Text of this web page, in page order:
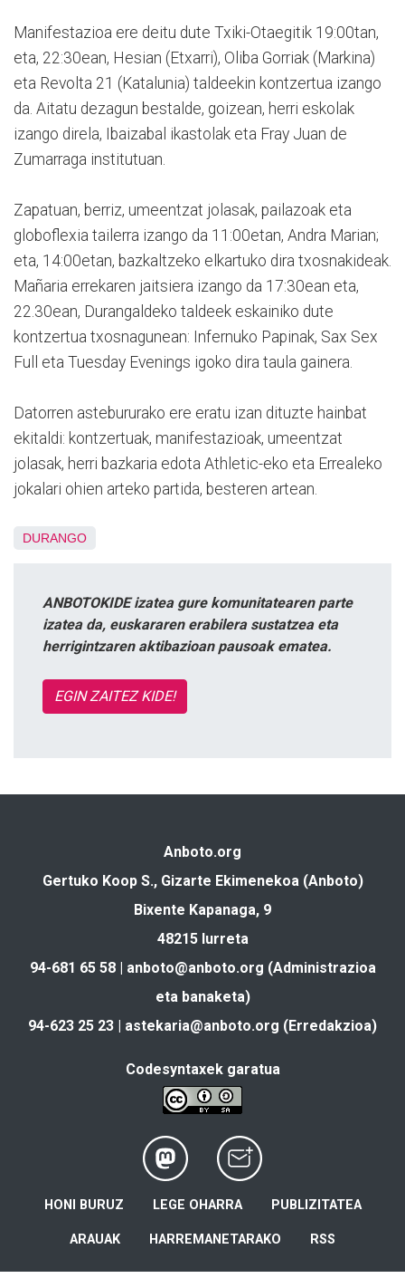
Manifestazioa ere deitu dute Txiki-Otaegitik 19:00tan,
eta, 22:30ean, Hesian (Etxarri), Oliba Gorriak (Markina)
eta Revolta 21 (Katalunia) taldeekin kontzertua izango
da. Aitatu dezagun bestalde, goizean, herri eskolak
izango direla, Ibaizabal ikastolak eta Fray Juan de
Zumarraga institutuan.
Zapatuan, berriz, umeentzat jolasak, pailazoak eta
globoflexia tailerra izango da 11:00etan, Andra Marian;
eta, 14:00etan, bazkaltzeko elkartuko dira txosnakideak.
Mañaria errekaren jaitsiera izango da 17:30ean eta,
22.30ean, Durangaldeko taldeek eskainiko dute
kontzertua txosnagunean: Infernuko Papinak, Sax Sex
Full eta Tuesday Evenings igoko dira taula gainera.
Datorren astebururako ere eratu izan dituzte hainbat
ekitaldi: kontzertuak, manifestazioak, umeentzat
jolasak, herri bazkaria edota Athletic-eko eta Errealeko
jokalari ohien arteko partida, besteren artean.
DURANGO
ANBOTOKIDE izatea gure komunitatearen parte
izatea da, euskararen erabilera sustatzea eta
herrigintzaren aktibazioan pausoak ematea.
EGIN ZAITEZ KIDE!
Anboto.org
Gertuko Koop S., Gizarte Ekimenekoa (Anboto)
Bixente Kapanaga, 9
48215 Iurreta
94-681 65 58 | anboto@anboto.org (Administrazioa
eta banaketa)
94-623 25 23 | astekaria@anboto.org (Erredakzioa)
Codesyntaxek garatua
HONI BURUZ LEGE OHARRA PUBLIZITATEA
ARAUAK HARREMANETARAKO RSS